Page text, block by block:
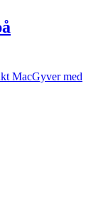
MacGyver med